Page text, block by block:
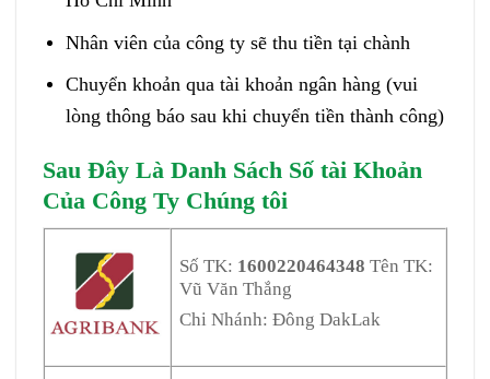
Nhân viên của công ty sẽ thu tiền tại chành
Chuyển khoản qua tài khoản ngân hàng (vui
lòng thông báo sau khi chuyển tiền thành công)
Sau Đây Là Danh Sách Số tài Khoản
Của Công Ty Chúng tôi
Số TK: 1600220464348Tên TK:
Vũ Văn Thắng
Chi Nhánh: Đông DakLak